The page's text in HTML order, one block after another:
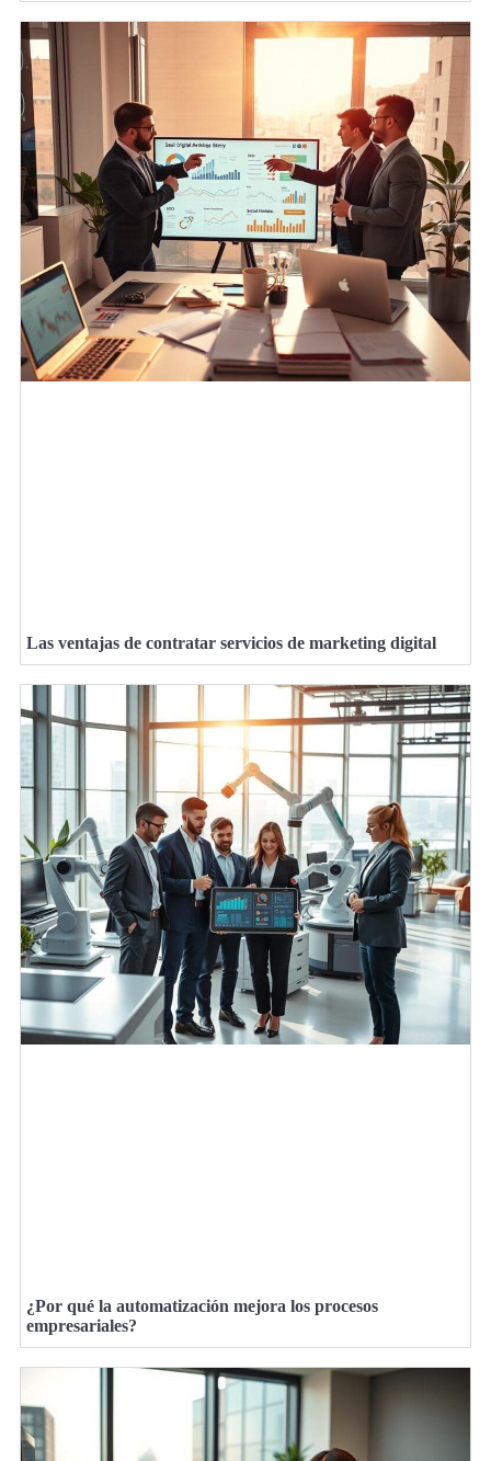
Las ventajas de contratar servicios de marketing digital
¿Por qué la automatización mejora los procesos
empresariales?